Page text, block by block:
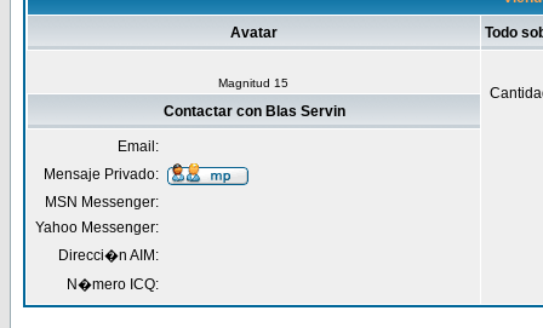
Avatar Todo
Magnitud 15
Contactar con Blas Servin
Email:
Mensaje Privado:
MSN Messenger:
Yahoo Messenger:
Direcci�n AIM:
N�mero ICQ: